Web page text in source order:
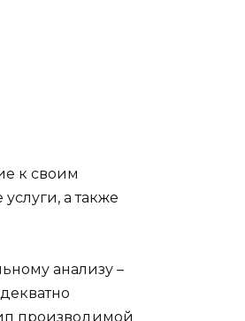
к своим
а также
анализу –
производимой